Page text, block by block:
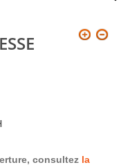
consultez la